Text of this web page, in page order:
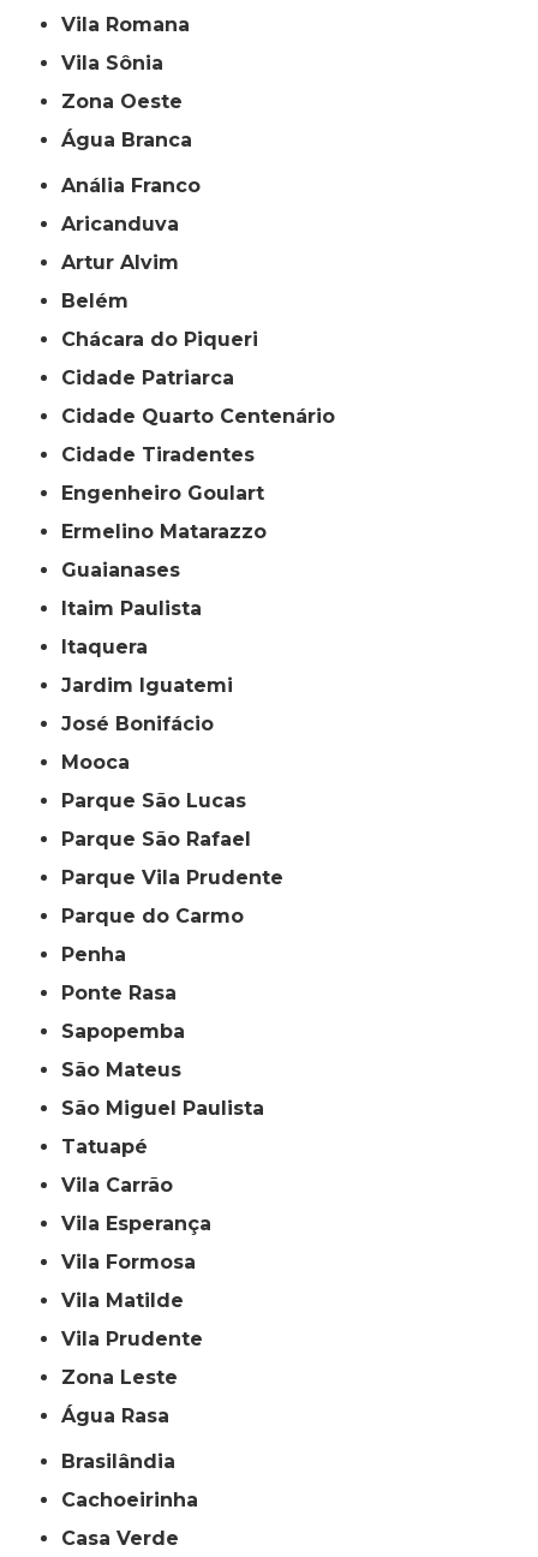
Vila Romana
Vila Sônia
Zona Oeste
Água Branca
Anália Franco
Aricanduva
Artur Alvim
Belém
Chácara do Piqueri
Cidade Patriarca
Cidade Quarto Centenário
Cidade Tiradentes
Engenheiro Goulart
Ermelino Matarazzo
Guaianases
Itaim Paulista
Itaquera
Jardim Iguatemi
José Bonifácio
Mooca
Parque São Lucas
Parque São Rafael
Parque Vila Prudente
Parque do Carmo
Penha
Ponte Rasa
Sapopemba
São Mateus
São Miguel Paulista
Tatuapé
Vila Carrão
Vila Esperança
Vila Formosa
Vila Matilde
Vila Prudente
Zona Leste
Água Rasa
Brasilândia
Cachoeirinha
Casa Verde